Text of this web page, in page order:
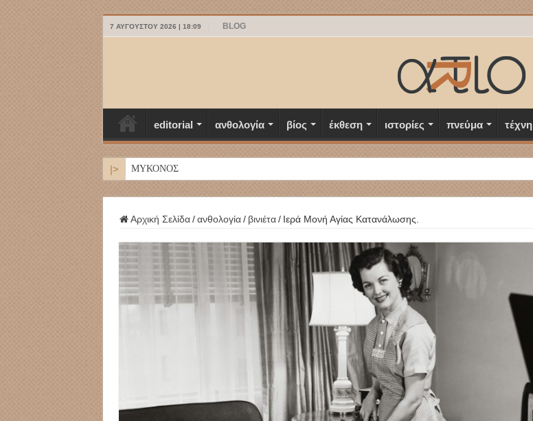
7 ΑΥΓΟΎΣΤΟΥ 2026 | 18:09 BLOG
editorial ανθολογία βίος έκθεση ιστορίες πνεύμα τέχνη
|> ΜΥΚΟΝΟΣ
Αρχική Σελίδα / ανθολογία / βινιέτα / Ιερά Μονή Αγίας Κατανάλωσης.